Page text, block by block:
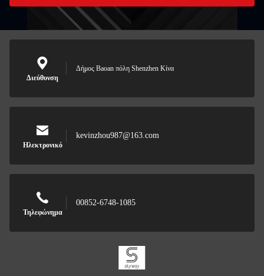
Διεύθυνση
Δήμος Baoan πόλη Shenzhen Κίνα
Ηλεκτρονικό
kevinzhou987@163.com
Τηλεφώνημα
00852-6748-1085